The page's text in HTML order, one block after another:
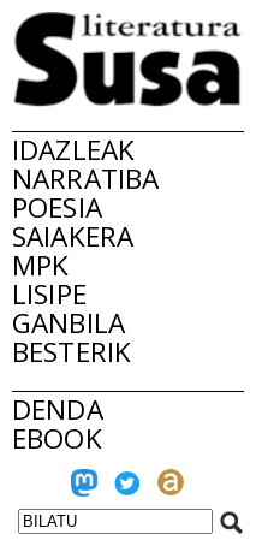
IDAZLEAK
NARRATIBA
POESIA
SAIAKERA
MPK
LISIPE
GANBILA
BESTERIK
DENDA
EBOOK